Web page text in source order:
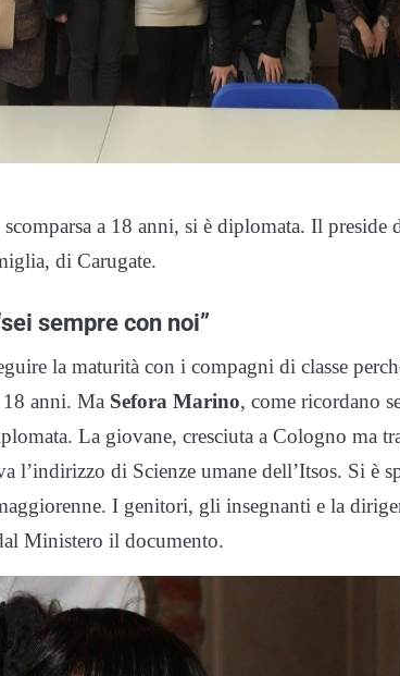
a 18 anni, si è diplomata. Il preside
di Carugate.
sempre con noi”
la maturità con i compagni di classe
anni. Ma Sefora Marino, come ricordano
La giovane, cresciuta a Cologno ma
l’indirizzo di Scienze umane dell’Itsos. Si è
I genitori, gli insegnanti e la
Ministero il documento.